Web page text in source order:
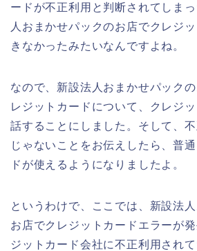
ードが不正利用と判断されてしま
人おまかせパックのお店でクレジ
きなかったみたいなんですよね。
なので、新設法人おまかせパック
レジットカードについて、クレジ
話することにしました。そして、
じゃないことをお伝えしたら、普
ドが使えるようになりましたよ。
というわけで、ここでは、新設法
お店でクレジットカードエラーが
ジットカード会社に不正利用され